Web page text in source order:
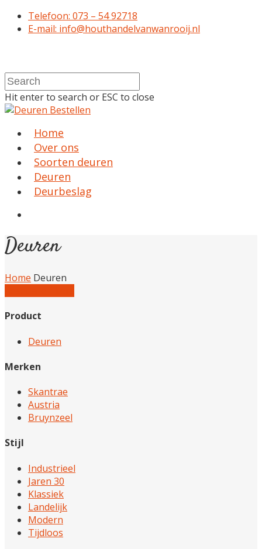
Telefoon: 073 – 54 92718
E-mail: info@houthandelvanwanrooij.nl
Hit enter to search or ESC to close
Home
Over ons
Soorten deuren
Deuren
Deurbeslag
Deuren
Home Deuren
Product
Deuren
Merken
Skantrae
Austria
Bruynzeel
Stijl
Industrieel
Jaren 30
Klassiek
Landelijk
Modern
Tijdloos